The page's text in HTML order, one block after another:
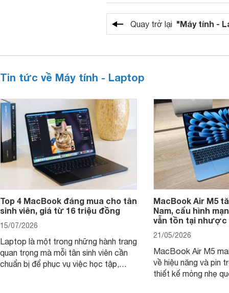
Quay trở lại "Máy tính -
Tin tức về Máy tính - Laptop
Top 4 MacBook đáng mua cho tân
sinh viên, giá từ 16 triệu đồng
15/07/2026
Laptop là một trong những hành trang
quan trọng mà mỗi tân sinh viên cần
chuẩn bị để phục vụ việc học tập,
MacBook Air M5
Nam, cấu hình
vẫn tồn tại nhược
21/05/2026
MacBook Air M5
về hiệu năng và pin
thiết kế mỏng nhẹ